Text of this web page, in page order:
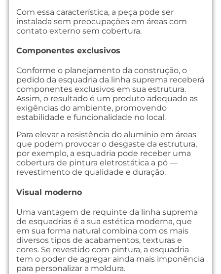
Com essa característica, a peça pode ser
instalada sem preocupações em áreas com
contato externo sem cobertura.
Componentes exclusivos
Conforme o planejamento da construção, o
pedido da esquadria da linha suprema receberá
componentes exclusivos em sua estrutura.
Assim, o resultado é um produto adequado as
exigências do ambiente, promovendo
estabilidade e funcionalidade no local.
Para elevar a resistência do alumínio em áreas
que podem provocar o desgaste da estrutura,
por exemplo, a esquadria pode receber uma
cobertura de pintura eletrostática a pó —
revestimento de qualidade e duração.
Visual moderno
Uma vantagem de requinte da linha suprema
de esquadrias é a sua estética moderna, que
em sua forma natural combina com os mais
diversos tipos de acabamentos, texturas e
cores. Se revestido com pintura, a esquadria
tem o poder de agregar ainda mais imponência
para personalizar a moldura.